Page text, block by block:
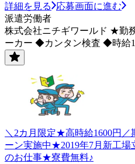
詳細を見る
応募画面に進む
派遣労働者
株式会社ニチギワールド ★勤
ーカー ◆カンタン検査 ◆時給
＼2カ月限定★高時給1600円
ーン実施中★2019年7月新工場
のお仕事★寮費無料♪